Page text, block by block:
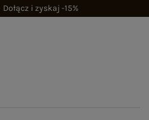
Dołącz i zyskaj -15%